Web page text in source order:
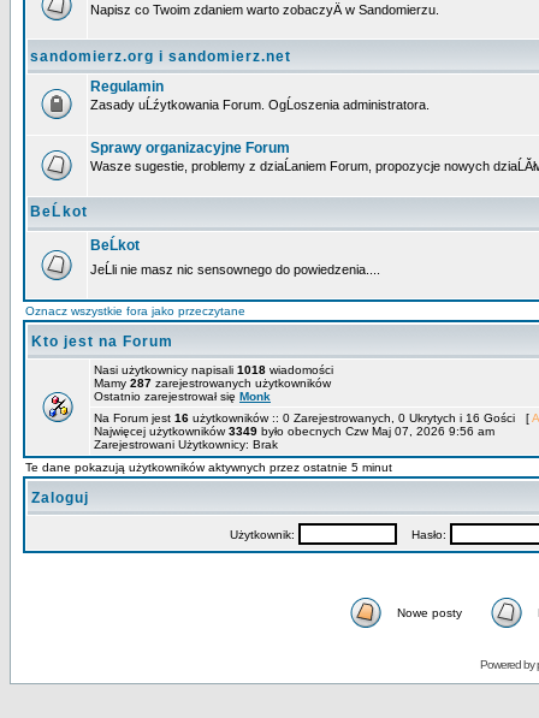
Napisz co Twoim zdaniem warto zobaczyÄ w Sandomierzu.
sandomierz.org i sandomierz.net
Regulamin
Zasady uĹźytkowania Forum. OgĹoszenia administratora.
Sprawy organizacyjne Forum
Wasze sugestie, problemy z dziaĹaniem Forum, propozycje nowych
BeĹkot
BeĹkot
JeĹli nie masz nic sensownego do powiedzenia....
Oznacz wszystkie fora jako przeczytane
Kto jest na Forum
Nasi użytkownicy napisali 1018 wiadomości
Mamy 287 zarejestrowanych użytkowników
Ostatnio zarejestrował się Monk
Na Forum jest 16 użytkowników :: 0 Zarejestrowanych, 0 Ukrytych i 16 Gości [
Najwięcej użytkowników3349 było obecnych Czw Maj 07, 2026 9:56 am
Zarejestrowani Użytkownicy: Brak
Te dane pokazują użytkowników aktywnych przez ostatnie 5 minut
Zaloguj
Użytkownik: Hasło:
Nowe posty
Powered by